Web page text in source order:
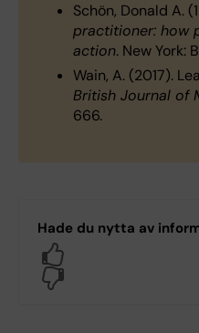
Schön, Donald A.
practitioner: how
action. New York:
Wain, A. (2017).
British Journal of
666.
Hade du nytta av